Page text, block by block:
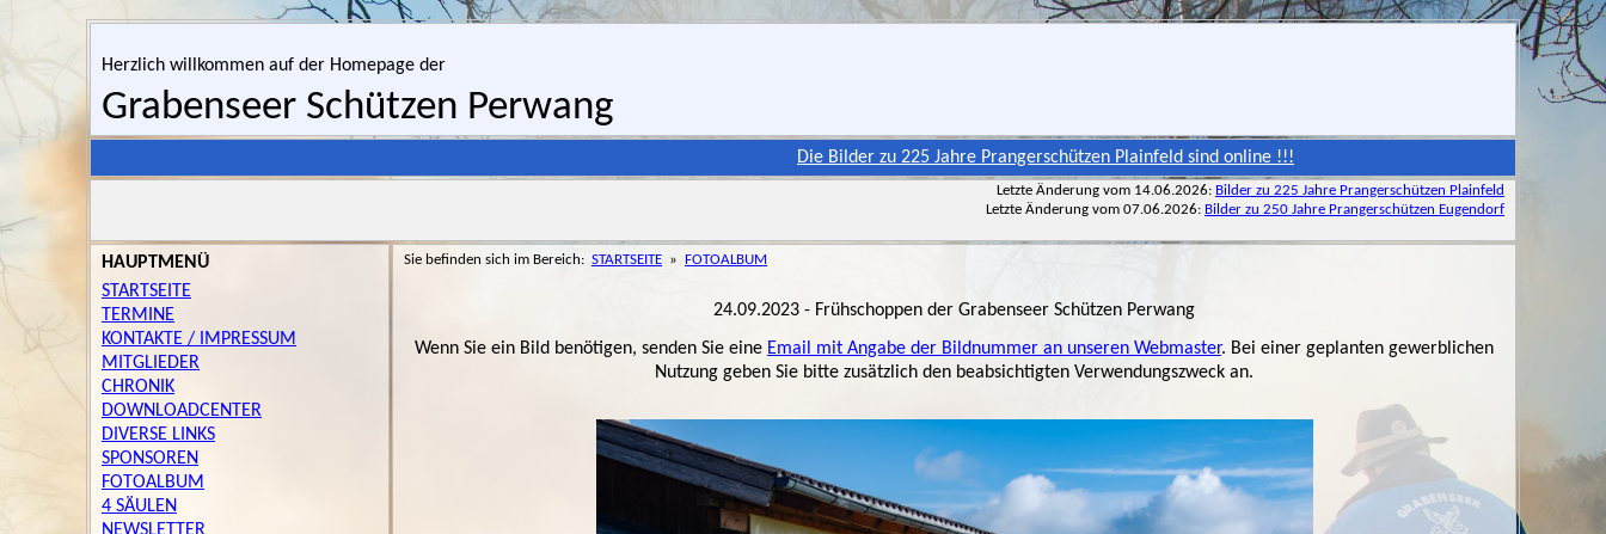
Herzlich willkommen auf der Homepage der
Grabenseer Schützen Perwang
Die Bilder zu 225 Jahre Prangerschützen Plainfeld sind online !!!
Letzte Änderung vom 14.06.2026: Bilder zu 225 Jahre Prangerschützen Plainfeld
Letzte Änderung vom 07.06.2026: Bilder zu 250 Jahre Prangerschützen Eugendorf
HAUPTMENÜ
STARTSEITE
TERMINE
KONTAKTE / IMPRESSUM
MITGLIEDER
CHRONIK
DOWNLOADCENTER
DIVERSE LINKS
SPONSOREN
FOTOALBUM
4 SÄULEN
Sie befinden sich im Bereich: STARTSEITE » FOTOALBUM
24.09.2023 - Frühschoppen der Grabenseer Schützen Perwang
Wenn Sie ein Bild benötigen, senden Sie eine Email mit Angabe der Bildnummer an unseren Webmaster. Bei einer geplanten gewerblichen
Nutzung geben Sie bitte zusätzlich den beabsichtigten Verwendungszweck an.